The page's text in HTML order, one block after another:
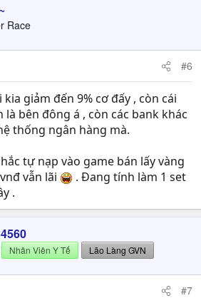
Race
#6
giảm đến 9% cơ đấy , còn cái
là bên đông á , còn các bank khác
thống ngân hàng mà.
tự nạp vào game bán lấy vàng
vẫn lãi
. Đang tính làm 1 set
.
Nhân Viên Y Tế Lão Làng GVN
#7